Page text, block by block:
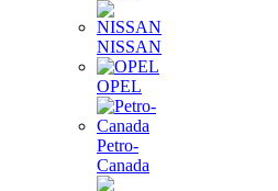
NISSAN
OPEL
Petro-
Canada